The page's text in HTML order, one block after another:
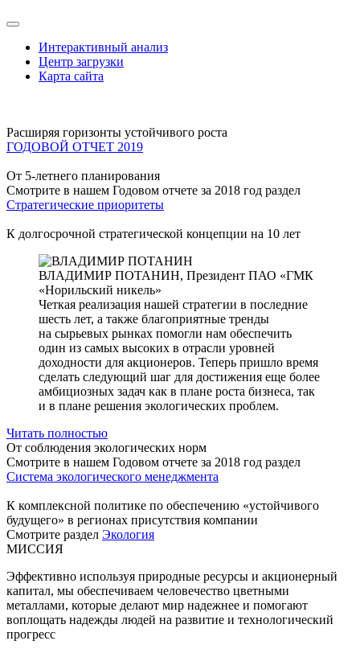
Интерактивный анализ
Центр загрузки
Карта сайта
Расширяя горизонты устойчивого роста
ГОДОВОЙ ОТЧЕТ 2019
От 5-летнего планирования
Смотрите в нашем Годовом отчете за 2018 год раздел
Стратегические приоритеты
К долгосрочной стратегической концепции на 10 лет
ВЛАДИМИР ПОТАНИН, Президент ПАО «ГМК
«Норильский никель»
Четкая реализация нашей стратегии в последние
шесть лет, а также благоприятные тренды
на сырьевых рынках помогли нам обеспечить
один из самых высоких в отрасли уровней
доходности для акционеров. Теперь пришло время
сделать следующий шаг для достижения еще более
амбициозных задач как в плане роста бизнеса, так
и в плане решения экологических проблем.
Читать полностью
От соблюдения экологических норм
Смотрите в нашем Годовом отчете за 2018 год раздел
Система экологического менеджмента
К комплексной политике по обеспечению «устойчивого
будущего» в регионах присутствия компании
Смотрите раздел Экология
МИССИЯ
Эффективно используя природные ресурсы и акционерный
капитал, мы обеспечиваем человечество цветными
металлами, которые делают мир надежнее и помогают
воплощать надежды людей на развитие и технологический
прогресс